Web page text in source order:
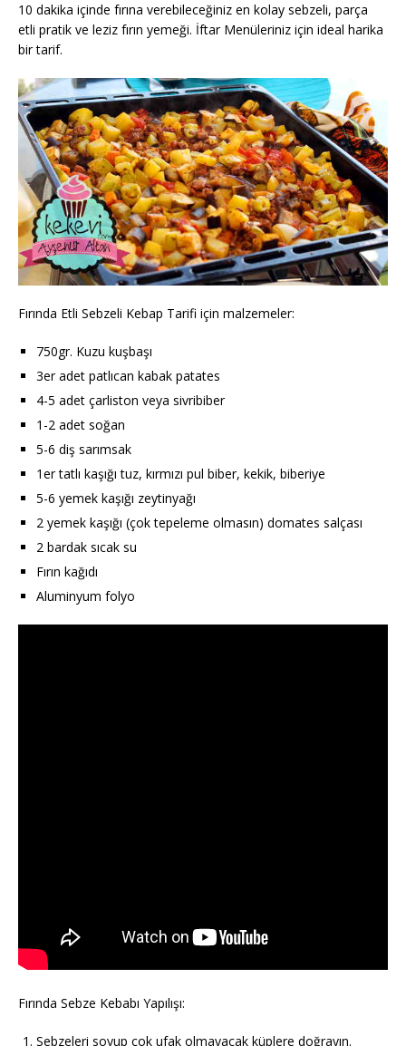
10 dakika içinde fırına verebileceğiniz en kolay sebzeli, parça
etli pratik ve leziz fırın yemeği. İftar Menüleriniz için ideal harika
bir tarif.
Fırında Etli Sebzeli Kebap Tarifi için malzemeler:
750gr. Kuzu kuşbaşı
3er adet patlıcan kabak patates
4-5 adet çarliston veya sivribiber
1-2 adet soğan
5-6 diş sarımsak
1er tatlı kaşığı tuz, kırmızı pul biber, kekik, biberiye
5-6 yemek kaşığı zeytinyağı
2 yemek kaşığı (çok tepeleme olmasın) domates salçası
2 bardak sıcak su
Fırın kağıdı
Aluminyum folyo
Fırında Sebze Kebabı Yapılışı:
Sebzeleri soyup çok ufak olmayacak küplere doğrayın.